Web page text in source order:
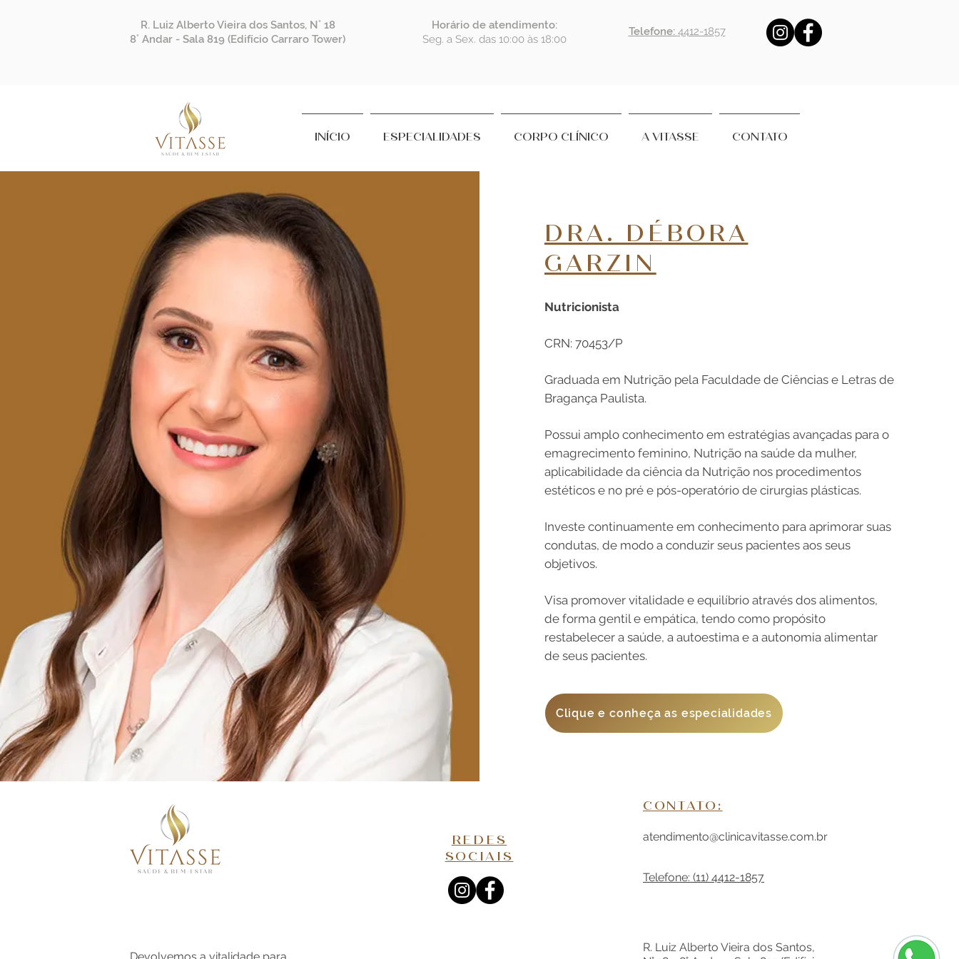
R. Luiz Alberto Vieira dos Santos, N˚ 18
8˚ Andar - Sala 819 (Edifício Carraro Tower)
Horário de atendimento:
Seg. a Sex. das 10:00 às 18:00
Telefone: 4412-1857
INÍCIO ESPECIALIDADES CORPO CLÍNICO A VITASSE CONTATO
DRA. DÉBORA
GARZIN
Nutricionista
CRN: 70453/P
Graduada em Nutrição pela Faculdade de Ciências e Letras de
Bragança Paulista.
Possui amplo conhecimento em estratégias avançadas para o
emagrecimento feminino, Nutrição na saúde da mulher,
aplicabilidade da ciência da Nutrição nos procedimentos
estéticos e no pré e pós-operatório de cirurgias plásticas.
Investe continuamente em conhecimento para aprimorar suas
condutas, de modo a conduzir seus pacientes aos seus
objetivos.
Visa promover vitalidade e equilíbrio através dos alimentos,
de forma gentil e empática, tendo como propósito
restabelecer a saúde, a autoestima e a autonomia alimentar
de seus pacientes.
Clique e conheça as especialidades
CONTATO:
REDES
SOCIAIS
atendimento@clinicavitasse.com.br
Telefone: (11) 4412-1857
R. Luiz Alberto Vieira dos Santos,